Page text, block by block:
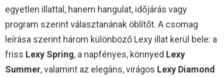
egyetlen illattal, hanem hangulat, időjárás vagy
program szerint választanának öblítőt. A csomag
leírása szerint három különböző Lexy illat kerül bele: a
friss Lexy Spring, a napfényes, könnyed Lexy
Summer, valamint az elegáns, virágos Lexy Diamond